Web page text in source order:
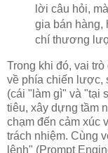
lời câu hỏi,
gia bán hàng,
chí thương
Trong khi đó, vai
về phía chiến lược,
(cái "làm gì" và "tại
tiêu, xây dựng tầm
chạm đến cảm xúc
trách nhiệm. Cùng
lệnh" (Prompt